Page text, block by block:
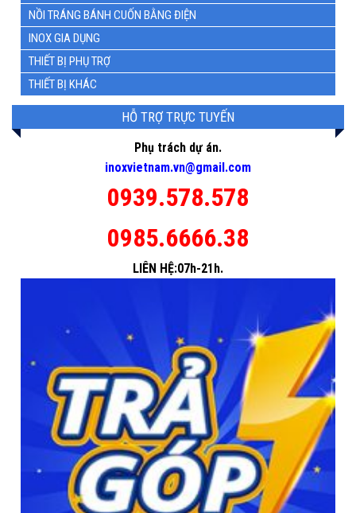
NỒI TRÁNG BÁNH CUỐN BẰNG ĐIỆN
INOX GIA DỤNG
THIẾT BỊ PHỤ TRỢ
THIẾT BỊ KHÁC
HỖ TRỢ TRỰC TUYẾN
Phụ trách dự án.
inoxvietnam.vn@gmail.com
0939.578.578
0985.6666.38
LIÊN HỆ:07h-21h.